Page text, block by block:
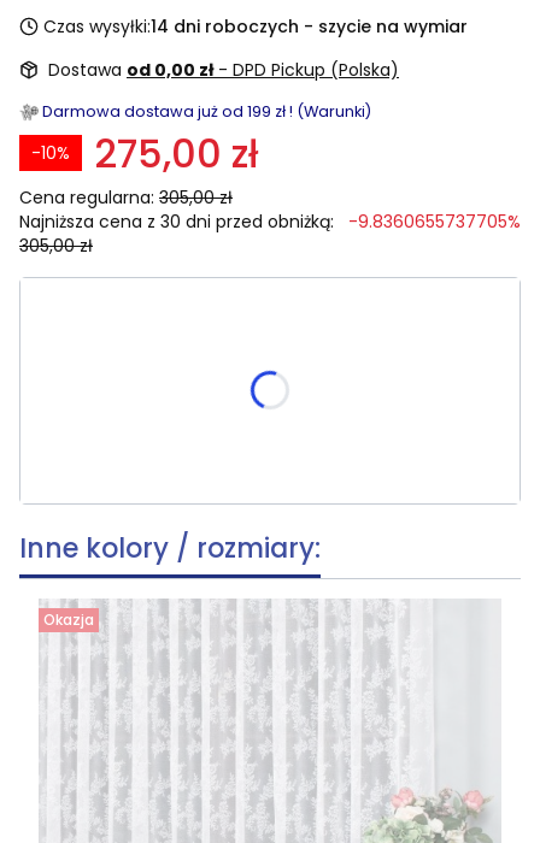
Czas wysyłki:14 dni roboczych - szycie na wymiar
Dostawa od 0,00 zł - DPD Pickup (Polska)
Darmowa dostawa już od 199 zł ! (Warunki)
275,00 zł
Cena regularna: 305,00 zł
-10%
Najniższa cena z 30 dni przed obniżką:
305,00 zł
-9.8360655737705%
skracania, wymiar po skróceniu [cm]
Inne kolory / rozmiary:
Okazja